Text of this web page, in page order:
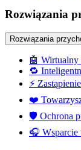
Rozwiązania
Rozwiązania
🤖 Wirtualny
🔁
⚡
❤️
🛡️ Ochrona
🎧 Wsparcie